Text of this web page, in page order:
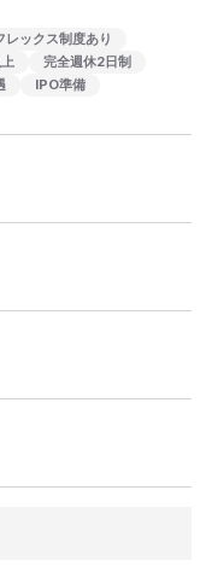
レックス制度あり
完全週休2日制
IPO準備